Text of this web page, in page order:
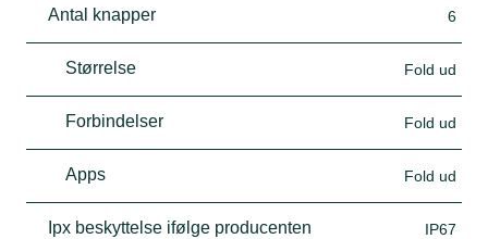
Antal knapper 6
Størrelse Fold ud
Forbindelser Fold ud
Apps Fold ud
Ipx beskyttelse ifølge producenten IP67